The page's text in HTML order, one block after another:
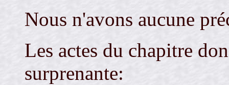
Nous n'avons aucune
Les actes du chapitre
surprenante: